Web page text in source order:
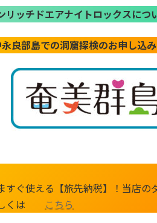
リッチドエアナイトロックスに
永良部島での洞窟探検のお申し
すぐ使える【旅先納税】！当店の
くは
こちら